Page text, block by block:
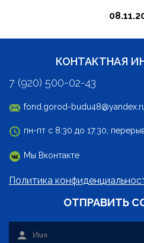
КОНТАКТНАЯ
7 (920) 500-02-43
fond.gorod-
пн-пт с 8:30 до 17:30,
Мы Вконтакте
Политика
ОТПРАВИТЬ